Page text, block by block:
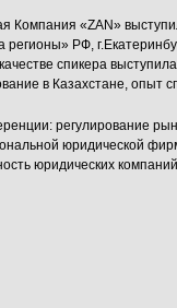
Компания «ZAN»
регионы» РФ,
спикера
в Казахстане, опыт
регулирование
юридической
юридических